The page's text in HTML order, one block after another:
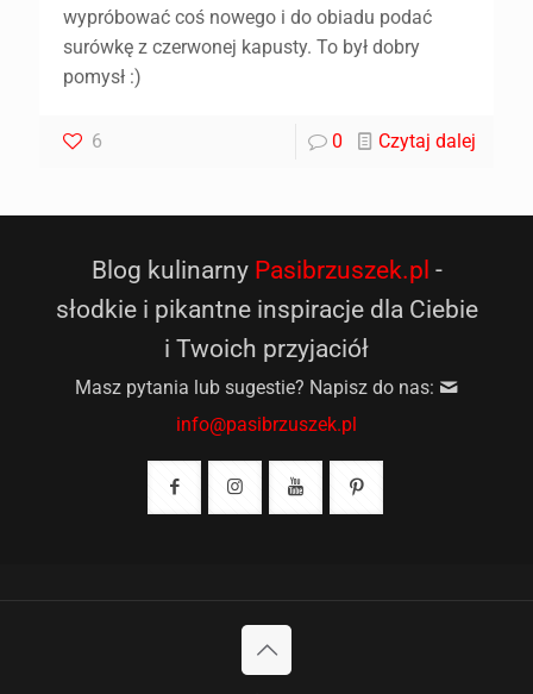
wypróbować coś nowego i do obiadu podać
surówkę z czerwonej kapusty. To był dobry
pomysł :)
6 0 Czytaj dalej
Blog kulinarny Pasibrzuszek.pl -
słodkie i pikantne inspiracje dla Ciebie
i Twoich przyjaciół
Masz pytania lub sugestie? Napisz do nas:
info@pasibrzuszek.pl